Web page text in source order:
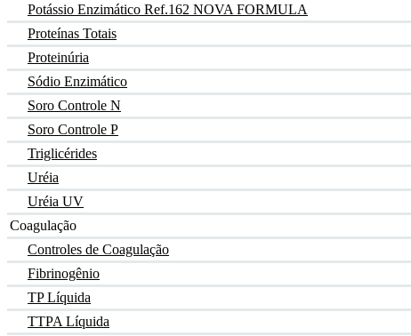
Potássio Enzimático Ref.162 NOVA FORMULA
Proteínas Totais
Proteinúria
Sódio Enzimático
Soro Controle N
Soro Controle P
Triglicérides
Uréia
Uréia UV
Coagulação
Controles de Coagulação
Fibrinogênio
TP Líquida
TTPA Líquida